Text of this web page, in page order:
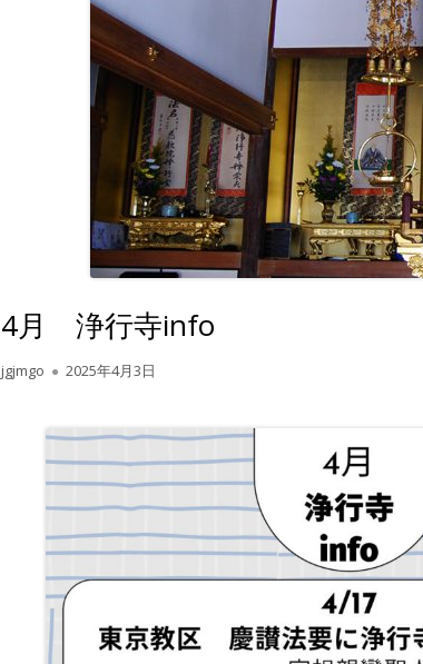
4月 浄行寺info
作
jgjmgo
公
2025年4月3日